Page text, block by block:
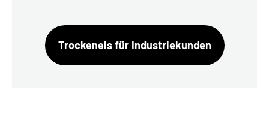
Trockeneis für Industriekunden